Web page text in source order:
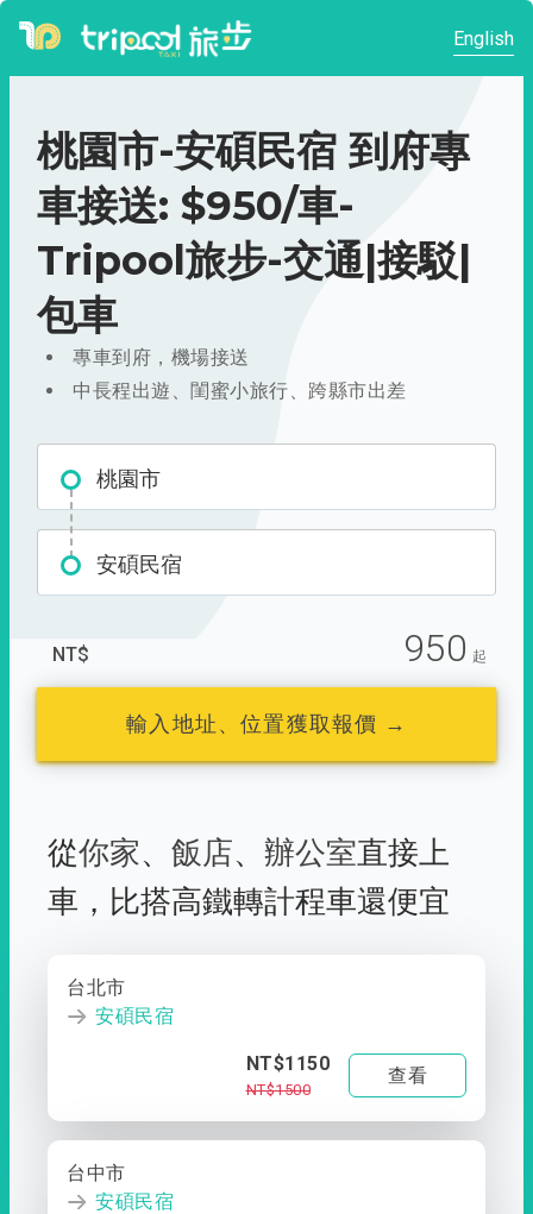
English
桃園市-安碩民宿 到府專
車接送: $950/車-
Tripool旅步-交通|接駁|
包車
專車到府，機場接送
中長程出遊、閨蜜小旅行、跨縣市出差
桃園市
安碩民宿
NT$ 950 起
輸入地址、位置獲取報價 →
從你家、 飯店、 辦公室直接上
車， 比搭高鐵轉計程車還便宜
台北市
安碩民宿
NT$1150
NT$1500
查看
台中市
安碩民宿